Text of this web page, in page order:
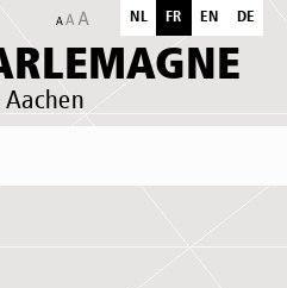
NL FR EN DE